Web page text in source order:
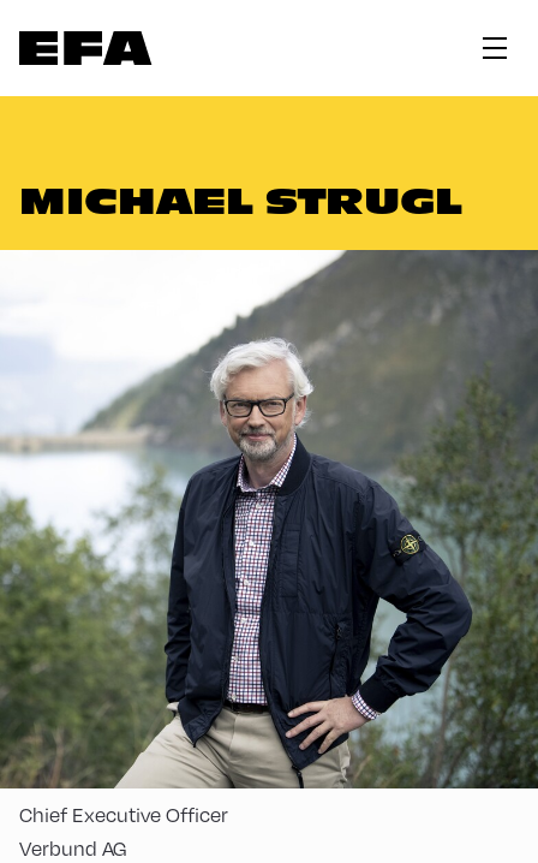
MICHAEL STRUGL
Chief Executive Officer
Verbund AG